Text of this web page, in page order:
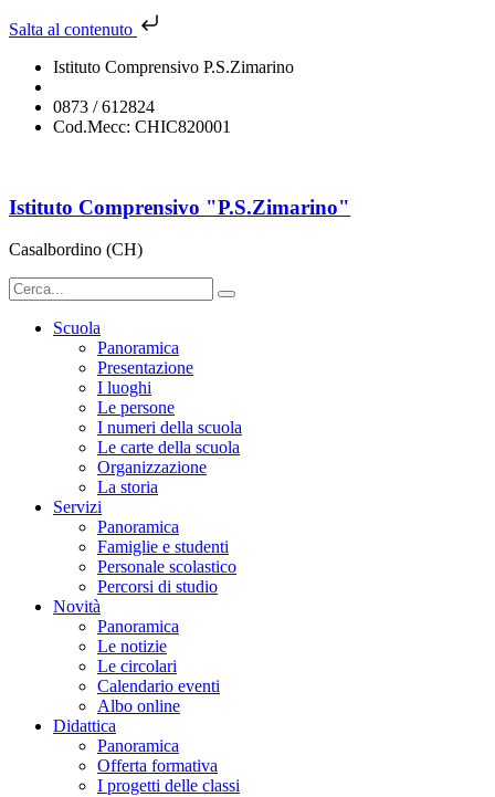
Salta al contenuto
Istituto Comprensivo P.S.Zimarino
0873 / 612824
Cod.Mecc: CHIC820001
Istituto Comprensivo "P.S.Zimarino"
Casalbordino (CH)
Scuola
Panoramica
Presentazione
I luoghi
Le persone
I numeri della scuola
Le carte della scuola
Organizzazione
La storia
Servizi
Panoramica
Famiglie e studenti
Personale scolastico
Percorsi di studio
Novità
Panoramica
Le notizie
Le circolari
Calendario eventi
Albo online
Didattica
Panoramica
Offerta formativa
I progetti delle classi